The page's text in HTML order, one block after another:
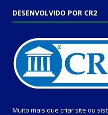
DESENVOLVIDO POR CR2
Muito mais que criar site ou